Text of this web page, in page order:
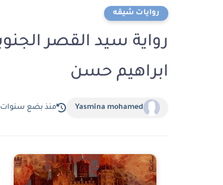
روايات شيقه
ابراهيم حسن
Yasmina mohamed منذ بضع سنوات